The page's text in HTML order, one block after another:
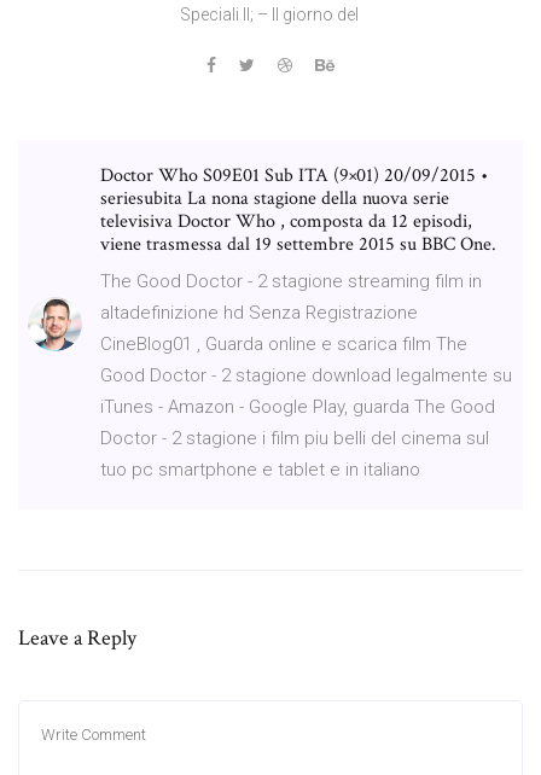
Speciali II; – Il giorno del
Doctor Who S09E01 Sub ITA (9×01) 20/09/2015 •
seriesubita La nona stagione della nuova serie
televisiva Doctor Who , composta da 12 episodi,
viene trasmessa dal 19 settembre 2015 su BBC One.
The Good Doctor - 2 stagione streaming film in
altadefinizione hd Senza Registrazione
CineBlog01 , Guarda online e scarica film The
Good Doctor - 2 stagione download legalmente su
iTunes - Amazon - Google Play, guarda The Good
Doctor - 2 stagione i film piu belli del cinema sul
tuo pc smartphone e tablet e in italiano
Leave a Reply